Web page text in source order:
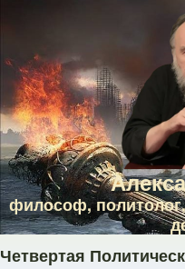
Перейти к основному
философ,
Четвертая